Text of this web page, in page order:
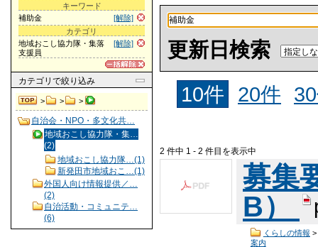
キーワード
[解除]
補助金
カテゴリ
[解除]
地域おこし協力隊・集落
支援員
カテゴリ で絞り込み
> > >
自治会・NPO・多文化共…
地域おこし協力隊・集…
(2)
地域おこし協力隊…(1)
新発田市地域おこ…(1)
外国人向け情報提供／…
(2)
自治活動・コミュニテ…
(6)
更新日検索
10件
20件
2 件中 1 - 2 件目を表示中
募集
B）
くらしの情報 >
案内